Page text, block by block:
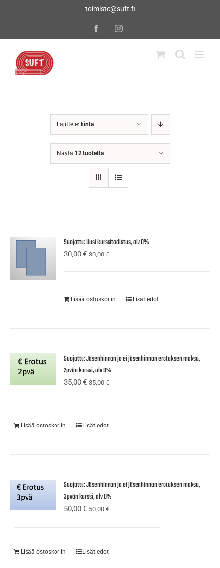
toimisto@suft.fi
FacebookInstagram
Lajittele: hinta
Näytä 12 tuotetta
Suojattu: Uusi kurssitodistus, alv 0%
30,00€ 30,00€
Lisää ostoskoriin Lisätiedot
Suojattu: Jäsenhinnan ja ei jäsenhinnan erotuksen maksu,
2pvän kurssi, alv 0%
35,00€ 35,00€
Lisää ostoskoriin Lisätiedot
Suojattu: Jäsenhinnan ja ei jäsenhinnan erotuksen maksu,
3pvän kurssi, alv 0%
50,00€ 50,00€
Lisää ostoskoriin Lisätiedot